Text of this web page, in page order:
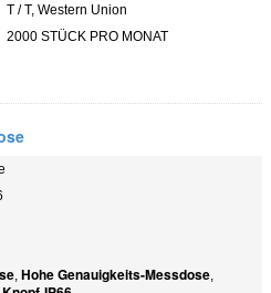
T / T, Western Union
2000 STÜCK PRO MONAT
, Hohe Genauigkeits-Messdose,